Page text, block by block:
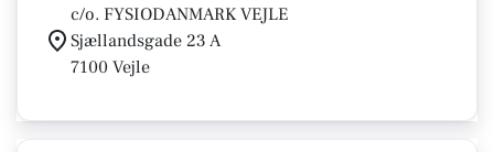
c/o. FYSIODANMARK VEJLE
Sjællandsgade 23 A
7100 Vejle